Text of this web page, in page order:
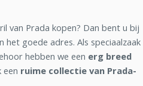
van Prada kopen? Dan bent u bij
het goede adres. Als speciaalzaak
hebben we een erg breed
een ruime collectie van Prada-